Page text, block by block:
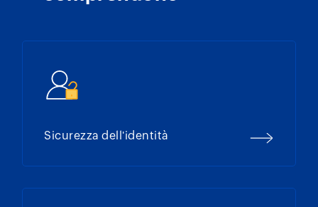
Sicurezza dell'identità